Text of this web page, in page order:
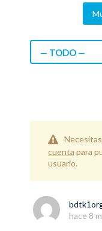
— TODO —
Necesitas
cuenta para
usuario.
hace 8